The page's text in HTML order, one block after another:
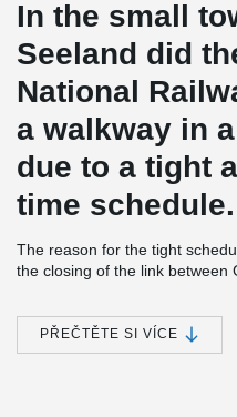
In the small
Seeland did
National
a walkway in
due to a tight
time schedule.
The reason for the tight
the closing of the link between
making the bridge prefabricated
The moment stiff concrete
PŘEČTĚTE SI VÍCE